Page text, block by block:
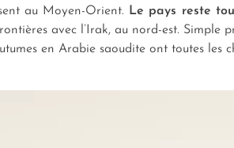
au Moyen-Orient.
Le pays reste
avec l’Irak, au nord-est. Simple
en Arabie saoudite ont toutes les